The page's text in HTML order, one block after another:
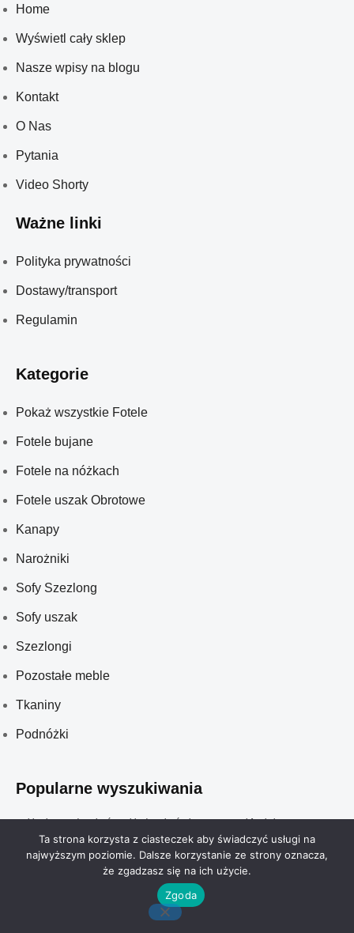
.
0
ulubione
Home
Wyświetl cały sklep
Nasze wpisy na blogu
Kontakt
O Nas
Pytania
Video Shorty
Ważne linki
Polityka prywatności
Dostawy/transport
Regulamin
Kategorie
Pokaż wszystkie Fotele
Fotele bujane
Fotele na nóżkach
Fotele uszak Obrotowe
Kanapy
Narożniki
Sofy Szezlong
Sofy uszak
Szezlongi
Pozostałe meble
Tkaniny
Podnóżki
Popularne wyszukiwania
meble glamour do salonówmeble do salonów kosmetycznychfotel obrotowy
ławeczka tapicerowana
fotel na płozach
fotel bujanyszezlong
© 2025 All rights reserved.
Ta strona korzysta z ciasteczek aby świadczyć usługi na
najwyższym poziomie. Dalsze korzystanie ze strony oznacza,
że zgadzasz się na ich użycie.
Zgoda